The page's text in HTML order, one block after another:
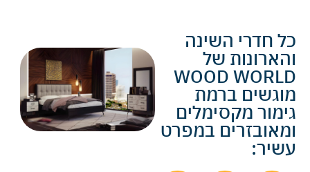
כל חדרי השינה
והארונות של
WOOD WORLD
מוגשים ברמת
גימור מקסימלים
ומאובזרים במפרט
עשיר: